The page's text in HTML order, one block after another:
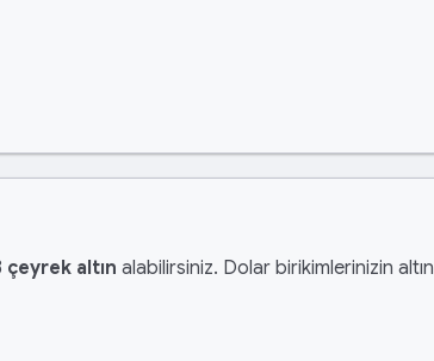
çeyrek altın alabilirsiniz. Dolar birikimlerinizin altın